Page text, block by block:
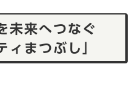
未来へつなぐ
まつぶし」